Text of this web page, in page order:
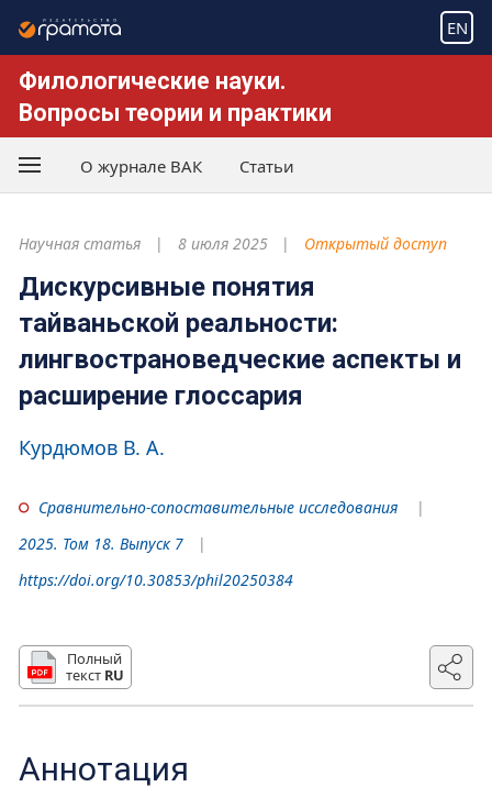
EN
Филологические науки.
Вопросы теории и практики
О журнале ВАК Статьи
Научная статья 8 июля 2025 Открытый доступ
Дискурсивные понятия
тайваньской реальности:
лингвострановедческие аспекты и
расширение глоссария
Курдюмов В. А.
Сравнительно-сопоставительные исследования
2025. Том 18. Выпуск 7
https://doi.org/10.30853/phil20250384
Полный
текст RU
Аннотация